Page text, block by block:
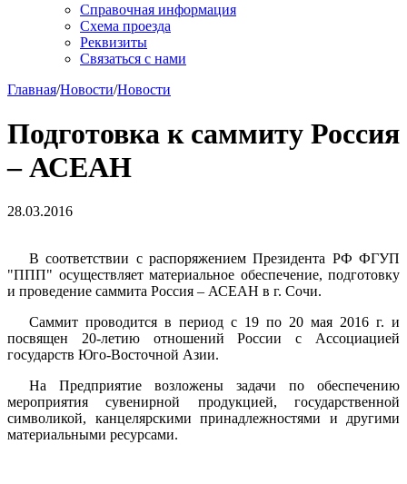
Справочная информация
Схема проезда
Реквизиты
Связаться с нами
Главная/Новости/Новости
Подготовка к саммиту Россия
– АСЕАН
28.03.2016
В соответствии с распоряжением Президента РФ ФГУП
"ППП" осуществляет материальное обеспечение, подготовку
и проведение саммита Россия – АСЕАН в г. Сочи.
Саммит проводится в период с 19 по 20 мая 2016 г. и
посвящен 20-летию отношений России с Ассоциацией
государств Юго-Восточной Азии.
На Предприятие возложены задачи по обеспечению
мероприятия сувенирной продукцией, государственной
символикой, канцелярскими принадлежностями и другими
материальными ресурсами.